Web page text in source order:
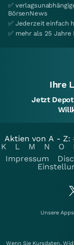
✅
BörsenNews
✅ Jederzeit einfach
✅ mehr als 25 Jahre
Ihre
Jetzt Depot
Aktien von A - Z:
K
L M N O
Impressum
Unsere
Wenn Sie Kursdaten,